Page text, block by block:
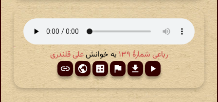
رباعی شمارهٔ ۱۳۹ به خوانشعلی قلندری